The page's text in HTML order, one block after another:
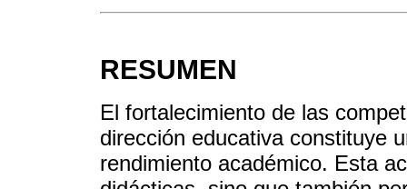
RESUMEN
El fortalecimiento de las
dirección educativa constituye
rendimiento académico. Esta